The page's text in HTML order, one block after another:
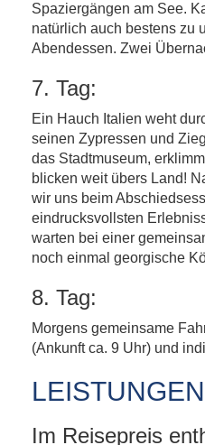
Spaziergängen am See.
natürlich auch bestens zu
Abendessen. Zwei
7. Tag:
Ein Hauch Italien weht
seinen Zypressen und
das Stadtmuseum,
blicken weit übers Land!
wir uns beim
eindrucksvollsten
warten bei einer
noch einmal georgische
8. Tag:
Morgens gemeinsame
(Ankunft ca. 9 Uhr) und
LEISTUNGEN
Im Reisepreis